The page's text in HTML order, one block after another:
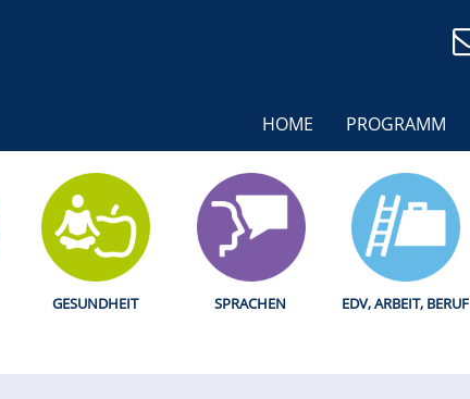
HOME PROGRAMM
GESUNDHEIT SPRACHEN EDV, ARBEIT, BERUF